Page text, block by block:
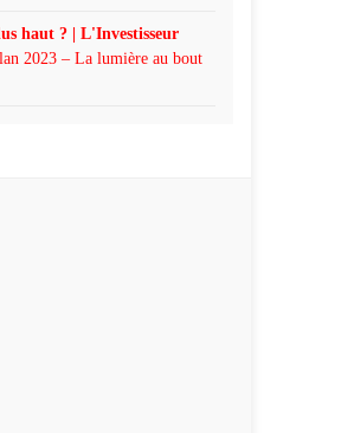
haut ? | L'Investisseur
2023 – La lumière au bout